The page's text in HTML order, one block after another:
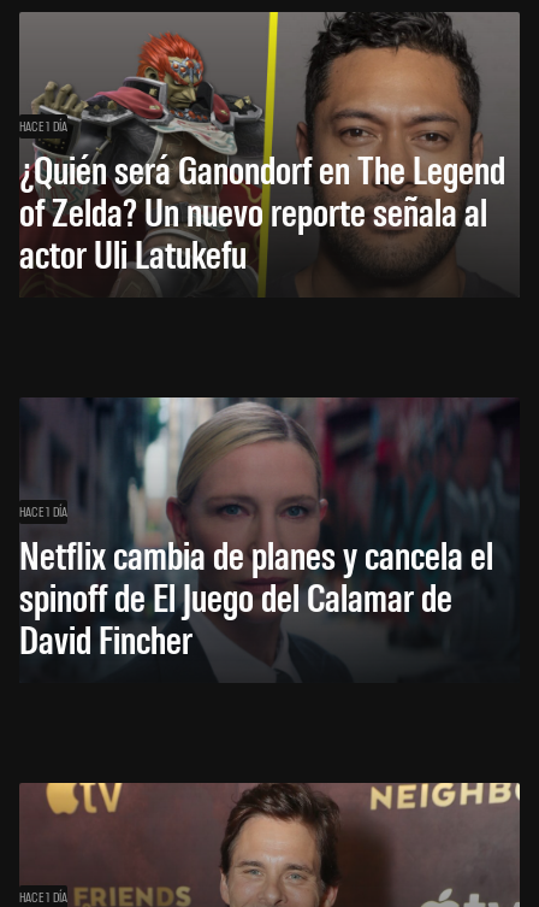
HACE 1 DÍA
¿Quién será Ganondorf en The Legend
of Zelda? Un nuevo reporte señala al
actor Uli Latukefu
HACE 1 DÍA
Netflix cambia de planes y cancela el
spinoff de El Juego del Calamar de
David Fincher
HACE 1 DÍA